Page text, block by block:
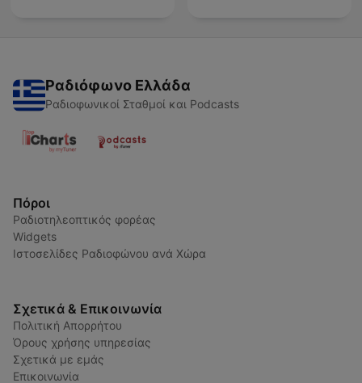
Ραδιόφωνο Ελλάδα
Ραδιοφωνικοί Σταθμοί και Podcasts
Πόροι
Ραδιοτηλεοπτικός φορέας
Widgets
Ιστοσελίδες Ραδιοφώνου ανά Χώρα
Σχετικά & Επικοινωνία
Πολιτική Απορρήτου
Όρους χρήσης υπηρεσίας
Σχετικά με εμάς
Επικοινωνία